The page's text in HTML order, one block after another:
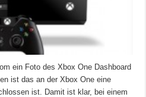
ein Foto des Xbox One Dashboard
ist das an der Xbox One eine
ist. Damit ist klar, bei einem